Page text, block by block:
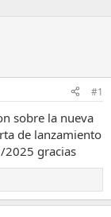
#1
sobre la nueva
de lanzamiento
2025 gracias